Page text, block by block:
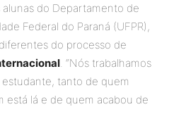
do Departamento de
Federal do Paraná (UFPR),
do processo de
. “Nós trabalhamos
tanto de quem
está lá e de quem acabou de